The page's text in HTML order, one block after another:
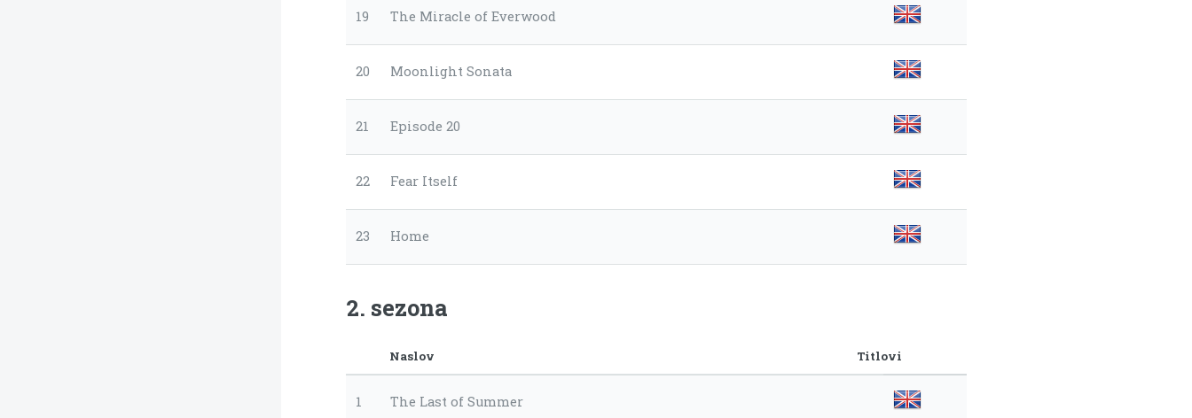
19 The Miracle of Everwood
20 Moonlight Sonata
21 Episode 20
22 Fear Itself
23 Home
2. sezona
Naslov Titlovi
1 The Last of Summer